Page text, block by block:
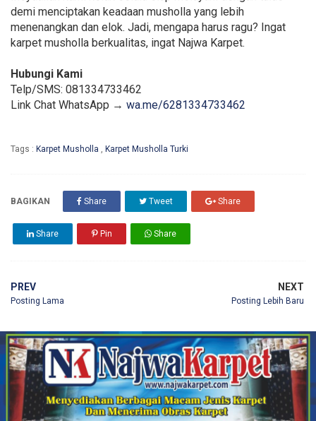
demi menciptakan keadaan musholla yang lebih
menenangkan dan elok. Jadi, mengapa harus ragu? Ingat
karpet musholla berkualitas, ingat Najwa Karpet.
Hubungi Kami
Telp/SMS: 081334733462
Link Chat WhatsApp → wa.me/6281334733462
Tags : Karpet Musholla , Karpet Musholla Turki
BAGIKAN Share Tweet Share
Share Pin Share
PREV
Posting Lama
NEXT
Posting Lebih Baru